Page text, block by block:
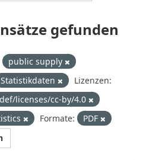
gefunden
public supply
Statistikdaten
Lizenzen:
licenses/cc-by/4.0
Formate:
PDF